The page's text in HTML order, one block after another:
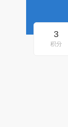
3
积分